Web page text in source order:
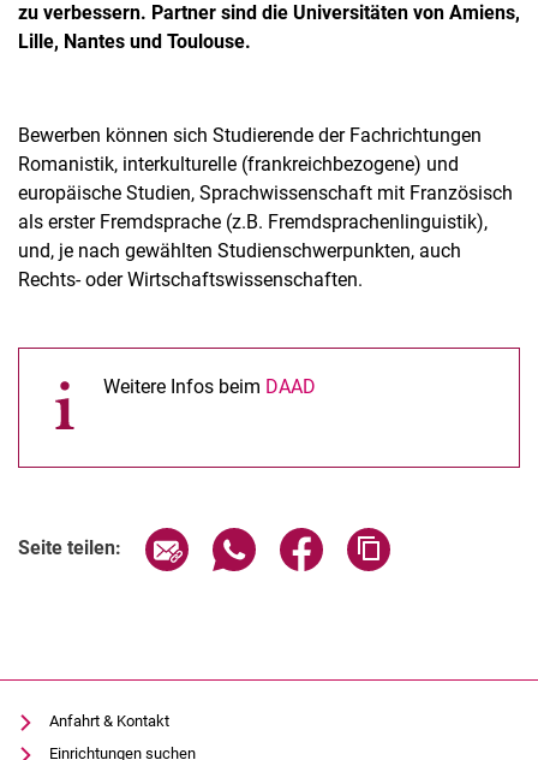
zu verbessern. Partner sind die Universitäten von Amiens,
Lille, Nantes und Toulouse.
Bewerben können sich Studierende der Fachrichtungen
Romanistik, interkulturelle (frankreichbezogene) und
europäische Studien, Sprachwissenschaft mit Französisch
als erster Fremdsprache (z.B. Fremdsprachenlinguistik),
und, je nach gewählten Studienschwerpunkten, auch
Rechts- oder Wirtschaftswissenschaften.
Weitere Infos beim DAAD
Seite teilen: Seite über E-Mail teilen
Seite über WhatsApp teilen
Seite über Facebook
Anfahrt & Kontakt
Einrichtungen suchen